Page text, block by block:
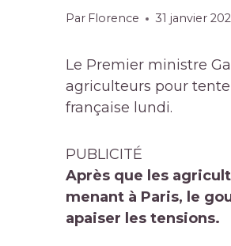
Par Florence 31 janvier
Le Premier ministre
agriculteurs pour
française lundi.
PUBLICITÉ
Après que les
menant à Paris, le
apaiser les tensions.